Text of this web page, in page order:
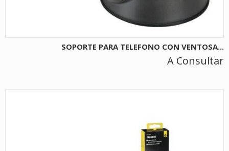
SOPORTE PARA TELEFONO CON VENTOSA...
A Consultar